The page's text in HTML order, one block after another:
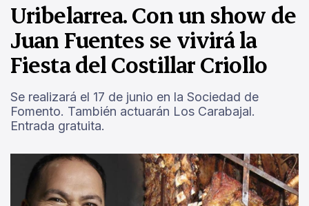
Uribelarrea. Con un show de
Juan Fuentes se vivirá la
Fiesta del Costillar Criollo
Se realizará el 17 de junio en la Sociedad de
Fomento. También actuarán Los Carabajal.
Entrada gratuita.